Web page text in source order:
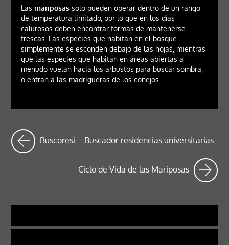
Las mariposassolo pueden operar dentro de un rango
de temperatura limitado, por lo que en los días
calurosos deben encontrar formas de mantenerse
frescas. Las especies que habitan en el bosque
simplemente se esconden debajo de las hojas, mientras
que las especies que habitan en áreas abiertas a
menudo vuelan hacia los arbustos para buscar sombra,
o entran a las madrigueras de los conejos.
Buscoresi – Buscador residencias universitarias
Ciclo de Vida de las Mariposas